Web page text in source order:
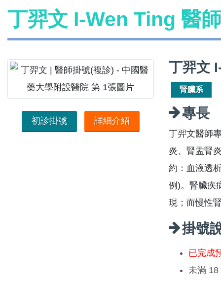
丁羿文 I-Wen Ting 醫
初診掛號 詳細介紹
丁羿文
腎臟系
專長
丁羿文醫師
炎、腎盂腎
約：血液透
例)。腎臟疾
現；而慢性
掛號
已完成
未滿 18